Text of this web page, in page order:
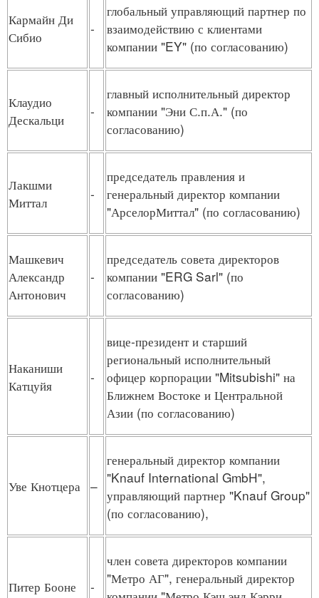
Кармайн Ди
Сибио
-
глобальный управляющий партнер по
взаимодействию с клиентами
компании "EY" (по согласованию)
Клаудио
Дескальци
-
главный исполнительный директор
компании "Эни С.п.А." (по
согласованию)
Лакшми
Миттал
-
председатель правления и
генеральный директор компании
"АрселорМиттал" (по согласованию)
Машкевич
Александр
Антонович
-
председатель совета директоров
компании "ERG Sarl" (по
согласованию)
Наканиши
Катцуйя
-
вице-президент и старший
региональный исполнительный
офицер корпорации "Mitsubishi" на
Ближнем Востоке и Центральной
Азии (по согласованию)
Уве Кнотцера –
генеральный директор компании
"Knauf International GmbH",
управляющий партнер "Knauf Group"
(по согласованию),
Питер Бооне -
член совета директоров компании
"Метро АГ", генеральный директор